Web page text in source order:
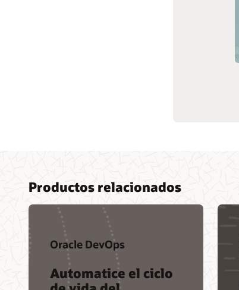
Productos relacionados
Oracle DevOps
Automatice el ciclo